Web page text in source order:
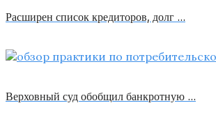
Расширен список кредиторов, долг …
Верховный суд обобщил банкротную …